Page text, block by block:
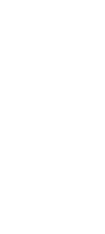
conoscere meglio il nostro
la tua scelta fornendo
(ad esempio, alcuni cookie